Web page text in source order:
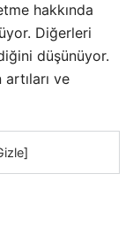
hakkında
Diğerleri
düşünüyor.
ve
]